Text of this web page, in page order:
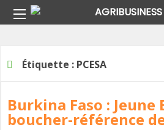
Étiquette :PCESA
Étiquette : PCESA
Burkina Faso : Jeune
boucher-référence